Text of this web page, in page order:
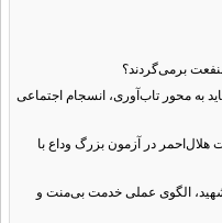
برمی‌گردند؟
به محور تاب‌آوری، انسجام اجتماعی
هلال‌احمر در آزمون بزرگ وداع با
الگوی عملی خدمت بی‌منت و